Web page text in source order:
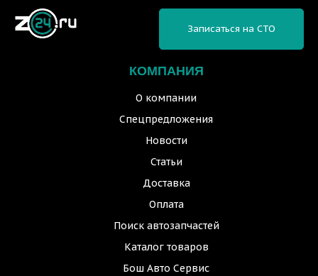
КОМПАНИЯ
О компании
Спецпредложения
Новости
Статьи
Доставка
Оплата
Поиск автозапчастей
Каталог товаров
Бош Авто Сервис
Записаться на СТО